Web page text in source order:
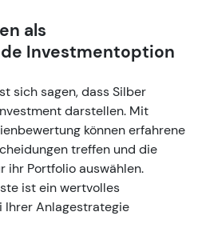
als
Investmentoption
sich sagen, dass Silber
darstellen. Mit
können erfahrene
treffen und die
ihr Portfolio auswählen.
ist ein wertvolles
Ihrer Anlagestrategie